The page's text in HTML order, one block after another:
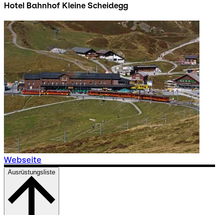
Hotel Bahnhof Kleine Scheidegg
Webseite
Ausrüstungsliste